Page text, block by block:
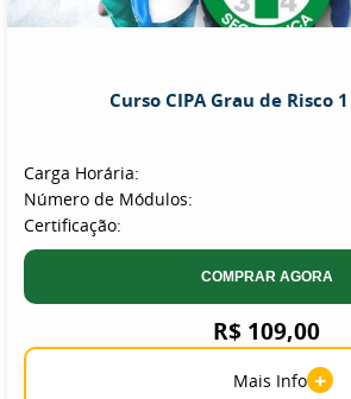
Curso CIPA Grau de Risco
Carga Horária:
Número de Módulos:
Certificação:
COMPRAR AGORA
R$ 109,00
Mais Info +